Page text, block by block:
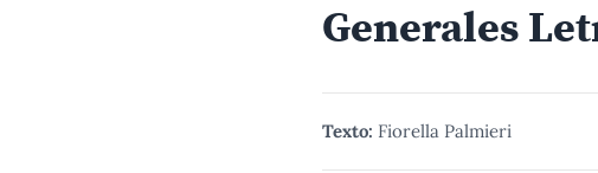
Generales
Texto: Fiorella Palmieri